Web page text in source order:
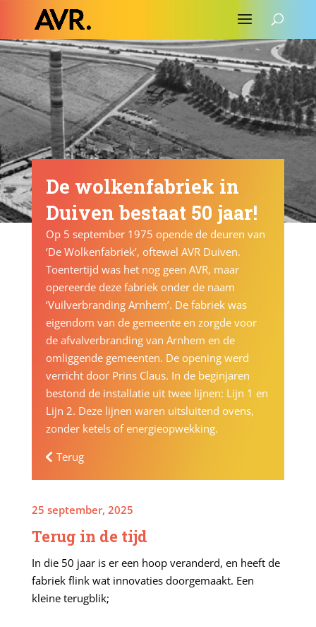
De wolkenfabriek in
Duiven bestaat 50 jaar!
Op 5 september 1975 opende de deuren van
‘De Wolkenfabriek’, oftewel AVR Duiven.
Toentertijd was het nog geen AVR, maar
opereerde deze fabriek onder de naam
‘Vuilverbranding Arnhem’. De fabriek was
eigendom van de gemeente en zorgde voor
de afvalverbranding van Arnhem en de
omliggende gemeenten. De opening werd
verricht door Prins Claus. In de beginjaren
bestond de installatie uit twee lijnen: Lijn 1 en
Lijn 2. Deze lijnen waren uitsluitend ovens,
zonder ketels of energieopwekking.
Terug
25 september, 2025
Terug in de tijd
In die 50 jaar is er een hoop veranderd, en heeft de
fabriek flink wat innovaties doorgemaakt. Een
kleine terugblik;